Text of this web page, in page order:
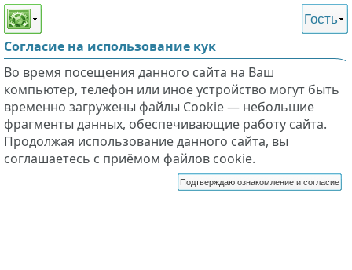
Этот сайт поддерживает
слабовидящих
Гость
Согласие на использование кук
Во время посещения данного сайта на Ваш
компьютер, телефон или иное устройство могут быть
временно загружены файлы Cookie — небольшие
фрагменты данных, обеспечивающие работу сайта.
Продолжая использование данного сайта, вы
соглашаетесь с приёмом файлов cookie.
Подтверждаю ознакомление и согласие